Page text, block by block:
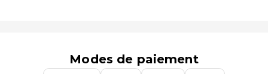
Modes de paiement